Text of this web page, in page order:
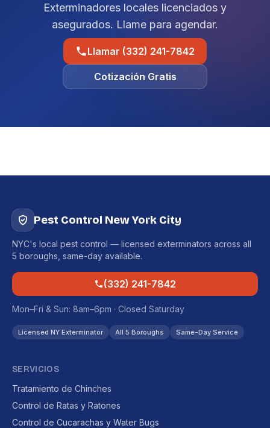
Exterminadores locales licenciados y
asegurados. Llame para agendar.
Llamar (332) 241-7842
Cotización Gratis
Pest Control New York City
NYC's local pest control — licensed exterminators across all
5 boroughs, same-day available.
(332) 241-7842
Mon–Fri & Sun: 8am–6pm · Closed Saturday
Licensed NY Exterminator All 5 Boroughs Same-Day Service
SERVICIOS
Tratamiento de Chinches
Control de Ratas y Ratones
Control de Cucarachas y Water Bugs